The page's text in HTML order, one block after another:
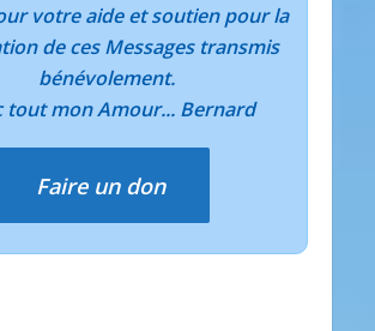
votre aide et soutien pour la
de ces Messages transmis
bénévolement.
tout mon Amour... Bernard
Faire un don